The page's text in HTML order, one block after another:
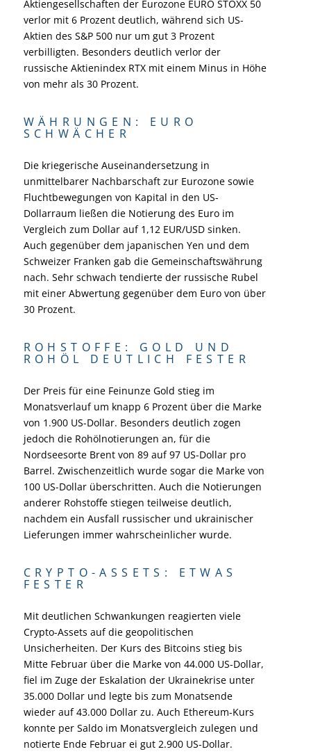
Aktiengesellschaften der Eurozone EURO STOXX 50
verlor mit 6 Prozent deutlich, während sich US-
Aktien des S&P 500 nur um gut 3 Prozent
verbilligten. Besonders deutlich verlor der
russische Aktienindex RTX mit einem Minus in Höhe
von mehr als 30 Prozent.
WÄHRUNGEN: EURO
SCHWÄCHER
Die kriegerische Auseinandersetzung in
unmittelbarer Nachbarschaft zur Eurozone sowie
Fluchtbewegungen von Kapital in den US-
Dollarraum ließen die Notierung des Euro im
Vergleich zum Dollar auf 1,12 EUR/USD sinken.
Auch gegenüber dem japanischen Yen und dem
Schweizer Franken gab die Gemeinschaftswährung
nach. Sehr schwach tendierte der russische Rubel
mit einer Abwertung gegenüber dem Euro von über
30 Prozent.
ROHSTOFFE: GOLD UND
ROHÖL DEUTLICH FESTER
Der Preis für eine Feinunze Gold stieg im
Monatsverlauf um knapp 6 Prozent über die Marke
von 1.900 US-Dollar. Besonders deutlich zogen
jedoch die Rohölnotierungen an, für die
Nordseesorte Brent von 89 auf 97 US-Dollar pro
Barrel. Zwischenzeitlich wurde sogar die Marke von
100 US-Dollar überschritten. Auch die Notierungen
anderer Rohstoffe stiegen teilweise deutlich,
nachdem ein Ausfall russischer und ukrainischer
Lieferungen immer wahrscheinlicher wurde.
CRYPTO-ASSETS: ETWAS
FESTER
Mit deutlichen Schwankungen reagierten viele
Crypto-Assets auf die geopolitischen
Unsicherheiten. Der Kurs des Bitcoins stieg bis
Mitte Februar über die Marke von 44.000 US-Dollar,
fiel im Zuge der Eskalation der Ukrainekrise unter
35.000 Dollar und legte bis zum Monatsende
wieder auf 43.000 Dollar zu. Auch Ethereum-Kurs
konnte per Saldo im Monatsvergleich zulegen und
notierte Ende Februar ei gut 2.900 US-Dollar.